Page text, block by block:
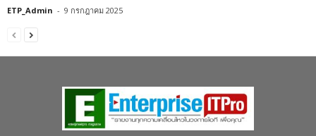
ETP_Admin - 9 กรกฎาคม 2025